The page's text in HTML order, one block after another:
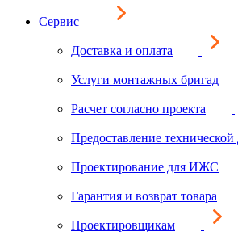
Сервис
Доставка и оплата
Услуги монтажных бригад
Расчет согласно проекта
Предоставление
Проектирование для ИЖС
Гарантия и возврат товара
Проектировщикам